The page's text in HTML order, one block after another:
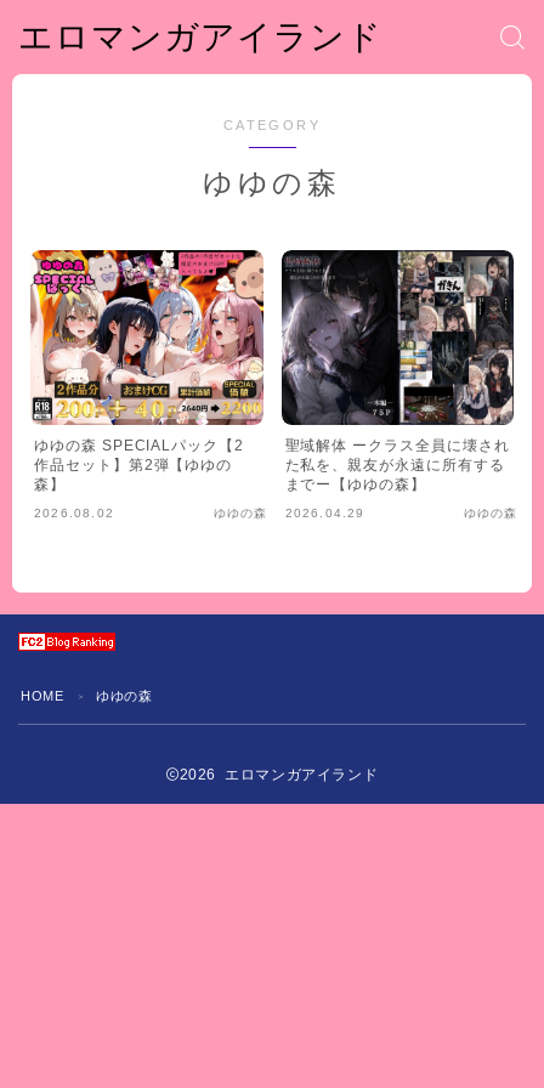
エロマンガアイランド
CATEGORY
ゆゆの森
ゆゆの森 SPECIALパック【2
作品セット】第2弾【ゆゆの
森】
2026.08.02 ゆゆの森
聖域解体 ークラス全員に壊され
た私を、親友が永遠に所有する
までー【ゆゆの森】
2026.04.29 ゆゆの森
HOME ＞ ゆゆの森
2026 エロマンガアイランド